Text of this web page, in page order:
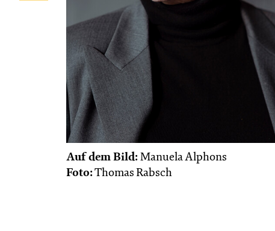
Auf dem Bild: Manuela Alphons
Foto:Thomas Rabsch